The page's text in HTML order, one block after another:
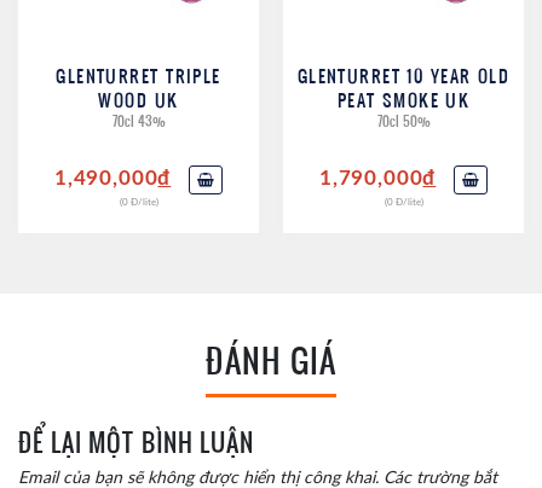
GLENTURRET TRIPLE
WOOD UK
70cl 43%
1,490,000đ
(0 Đ/lite)
GLENTURRET 10 YEAR OLD
PEAT SMOKE UK
70cl 50%
1,790,000đ
(0 Đ/lite)
ĐÁNH GIÁ
ĐỂ LẠI MỘT BÌNH LUẬN
Email của bạn sẽ không được hiển thị công khai. Các trường bắt